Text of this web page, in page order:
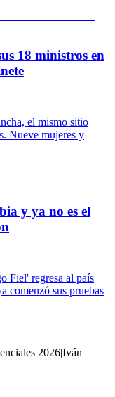
18 ministros en
el mismo sitio
Nueve mujeres y
y ya no es el
Fiel' regresa al país
comenzó sus pruebas
2026|Iván